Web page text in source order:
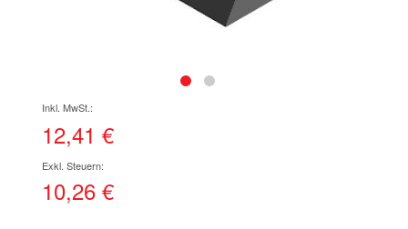
der
Bildgalerie
12,41 €
10,26 €